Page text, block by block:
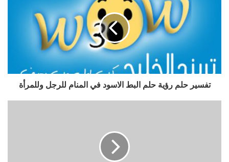
تفسير حلم رؤية حلم البط الاسود في المنام للرجل وللمرأة